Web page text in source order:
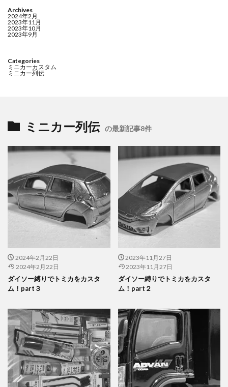
Archives
2024年2月
2023年11月
2023年10月
2023年9月
Categories
ミニカーカスタム
ミニカー列伝
ミニカー列伝 の最新記事8件
2024年2月22日
2024年2月22日
ダイソー縛りでトミカをカスタ
ム！part３
2023年11月27日
2023年11月27日
ダイソー縛りでトミカをカスタ
ム！part２